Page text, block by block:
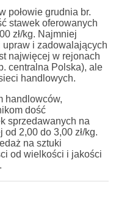
połowie grudnia br.
stawek oferowanych
zł/kg. Najmniej
i zadowalających
najwięcej w rejonach
centralna Polska), ale
handlowych.
handlowców,
dość
sprzedawanych na
2,00 do 3,00 zł/kg.
na sztuki
od wielkości i jakości